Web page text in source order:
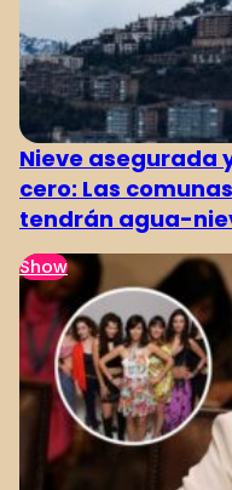
Nieve asegurada
cero: Las
tendrán agua-
Show